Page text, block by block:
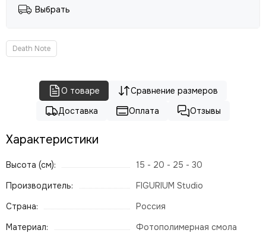
Выбрать
Death Note
О товаре
Сравнение размеров
Доставка
Оплата Отзывы
Характеристики
Высота (см):
15 - 20 - 25 - 30
Производитель:
FIGURIUM Studio
Страна:
Россия
Материал:
Фотополимерная смола